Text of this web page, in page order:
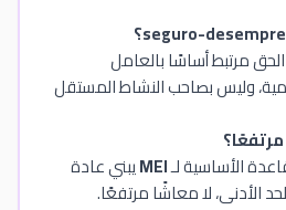
مرتبط أساسًا بالعامل
وليس بصاحب النشاط المستقل
الأساسية لـMEIيبني عادة
الأدنى، لا معاشًا مرتفعًا.